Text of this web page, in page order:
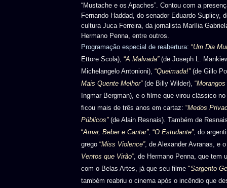
“Mustache e os Apaches”. Contou com a
Fernando Haddad, do senador Eduardo Suplicy,
cultura Juca Ferreira, da jornalista Marília
Hermano Penna, entre outros.
Programação especial de reabertura: “Um Dia
Ettore Scola), “A Malvada”(de Joseph L.
Michelangelo Antonioni), “Queimada!”(de Gillo
Mais Quente Melhor” (de Billy Wilder), “
Ingmar Bergman), e o filme que virou clássico
ficou mais de três anos em cartaz: “Medos
Públicos”(de Alain Resnais). Também de
“Amar, Beber e Cantar”, “O Estudante”, do
grego “Miss Violence”, de Alexander Avranas, e
Ventos que Virão”, de Hermano Penna, que tem
com o Belas Artes, já que seu filme "Sargento
também reabriu o cinema após o incêndio que